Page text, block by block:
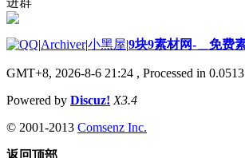
|Archiver|小黑屋|9块9素材网-＿免费
GMT+8, 2026-8-6 21:24 , Processed in
Powered by Discuz! X3.4
© 2001-2013 Comsenz Inc.
返回顶部